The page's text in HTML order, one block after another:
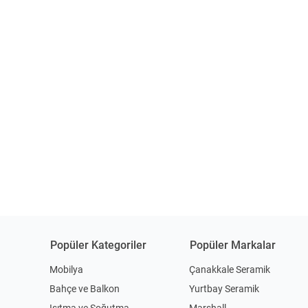
Popüler Kategoriler
Mobilya
Bahçe ve Balkon
Popüler Markalar
Çanakkale Seramik
Yurtbay Seramik